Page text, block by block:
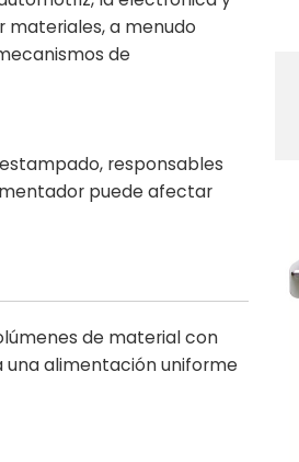
materiales, a menudo
de
responsables
puede afectar
de material con
una alimentación uniforme